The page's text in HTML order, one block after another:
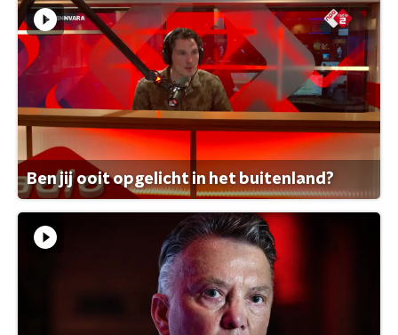
Ben jij ooit opgelicht in het buitenland?